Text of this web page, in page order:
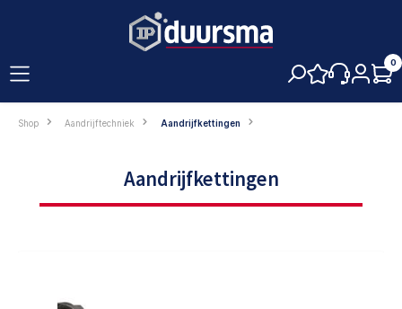
0
Shop Aandrijftechniek Aandrijfkettingen
Aandrijfkettingen